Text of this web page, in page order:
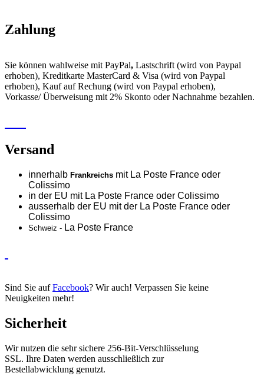
Zahlung
Sie können wahlweise mit PayPal, Lastschrift (wird von Paypal
erhoben), Kreditkarte MasterCard & Visa (wird von Paypal
erhoben), Kauf auf Rechung (wird von Paypal erhoben),
Vorkasse/ Überweisung mit 2% Skonto oder Nachnahme bezahlen.
Versand
innerhalb Frankreichs mit La Poste France oder
Colissimo
in der EU mit La Poste France oder Colissimo
ausserhalb der EU mit der La Poste France oder
Colissimo
Schweiz - La Poste France
Sind Sie aufFacebook? Wir auch! Verpassen Sie keine
Neuigkeiten mehr!
Sicherheit
Wir nutzen die sehr sichere 256-Bit-Verschlüsselung
SSL. Ihre Daten werden ausschließlich zur
Bestellabwicklung genutzt.